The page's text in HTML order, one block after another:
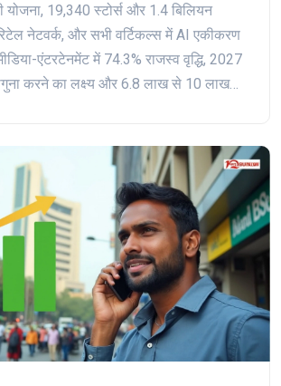
19,340 स्टोर्स और 1.4 बिलियन
नेटवर्क, और सभी वर्टिकल्स में AI एकीकरण
एंटरटेनमेंट में 74.3% राजस्व वृद्धि, 2027
करने का लक्ष्य और 6.8 लाख से 10 लाख+